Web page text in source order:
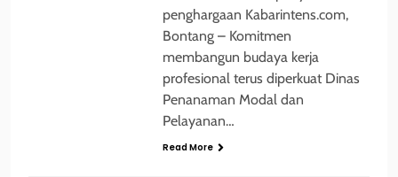
penghargaan Kabarintens.com,
Bontang – Komitmen
membangun budaya kerja
profesional terus diperkuat Dinas
Penanaman Modal dan
Pelayanan…
Read More